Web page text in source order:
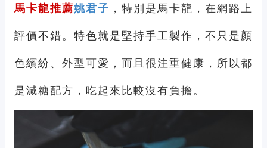
馬卡龍推薦姚君子 ，特別是馬卡龍，在網路上
評價不錯。特色就是堅持手工製作，不只是顏
色繽紛、外型可愛，而且很注重健康，所以都
是減糖配方，吃起來比較沒有負擔。